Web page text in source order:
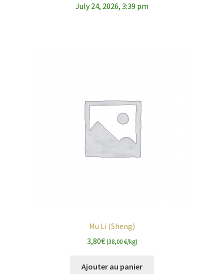
July 24, 2026, 3:39 pm
Mu Li (Sheng)
3,80€(38,00 €/kg)
Ajouter au panier